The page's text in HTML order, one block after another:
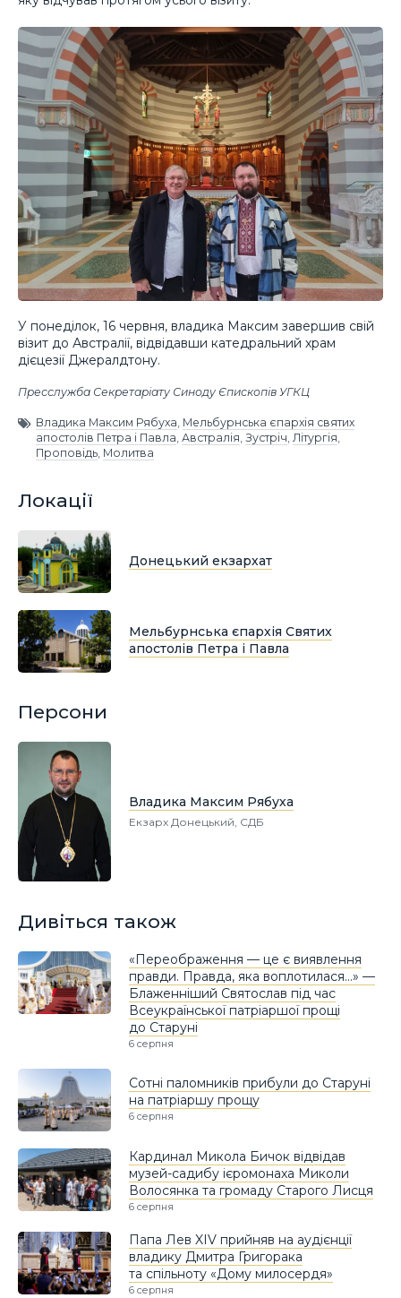
У понеділок, 16 червня, владика Максим завершив свій
візит до Австралії, відвідавши катедральний храм
дієцезії Джералдтону.
Пресслужба Секретаріату Синоду Єпископів УГКЦ
Владика Максим Рябуха, Мельбурнська єпархія святих
апостолів Петра і Павла, Австралія, Зустріч, Літургія,
Проповідь, Молитва
Локації
Донецький екзархат
Мельбурнська єпархія Святих
апостолів Петра і Павла
Персони
Владика Максим Рябуха
Екзарх Донецький, СДБ
Дивіться також
«Переображення — це є виявлення
правди. Правда, яка воплотилася…» —
Блаженніший Святослав під час
Всеукраїнської патріаршої прощі
до Старуні
6 серпня
Сотні паломників прибули до Старуні
на патріаршу прощу
6 серпня
Кардинал Микола Бичок відвідав
музей-садибу ієромонаха Миколи
Волосянка та громаду Старого Лисця
6 серпня
Папа Лев XIV прийняв на аудієнції
владику Дмитра Григорака
та спільноту «Дому милосердя»
6 серпня